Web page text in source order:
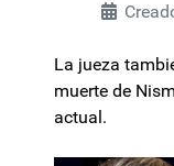
La jueza
muerte de
actual.